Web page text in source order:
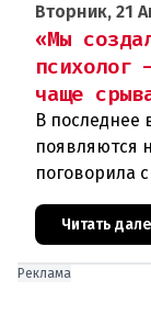
Вторник, 21
«Мы
чаще
В последнее
появляются
поговорила
о текущем
Читать
Реклама